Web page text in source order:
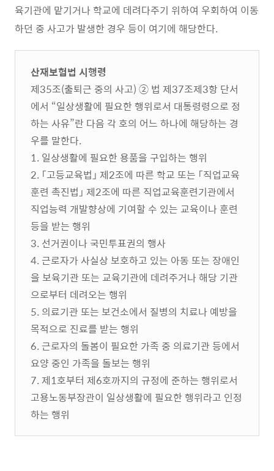
육기관에 맡기거나 학교에 데려다주기 위하여 우회하여 이동
하던 중 사고가 발생한 경우 등이 여기에 해당한다.
산재보험법 시행령
제35조(출퇴근 중의 사고) ② 법 제37조제3항 단서
에서 “일상생활에 필요한 행위로서 대통령령으로 정
하는 사유”란 다음 각 호의 어느 하나에 해당하는 경
우를 말한다.
1. 일상생활에 필요한 용품을 구입하는 행위
2. 「고등교육법」 제2조에 따른 학교 또는 「직업교육
훈련 촉진법」 제2조에 따른 직업교육훈련기관에서
직업능력 개발향상에 기여할 수 있는 교육이나 훈련
등을 받는 행위
3. 선거권이나 국민투표권의 행사
4. 근로자가 사실상 보호하고 있는 아동 또는 장애인
을 보육기관 또는 교육기관에 데려주거나 해당 기관
으로부터 데려오는 행위
5. 의료기관 또는 보건소에서 질병의 치료나 예방을
목적으로 진료를 받는 행위
6. 근로자의 돌봄이 필요한 가족 중 의료기관 등에서
요양 중인 가족을 돌보는 행위
7. 제1호부터 제6호까지의 규정에 준하는 행위로서
고용노동부장관이 일상생활에 필요한 행위라고 인정
하는 행위